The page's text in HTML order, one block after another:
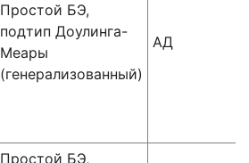
Простой БЭ,
подтип Доулинга-
Меары
(генерализованный)
АД
Простой БЭ,